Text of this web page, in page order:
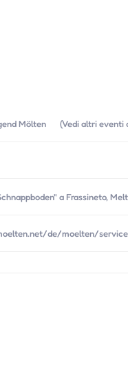
Mölten (Vedi altri eventi
a Frassineto,
de/moelten/